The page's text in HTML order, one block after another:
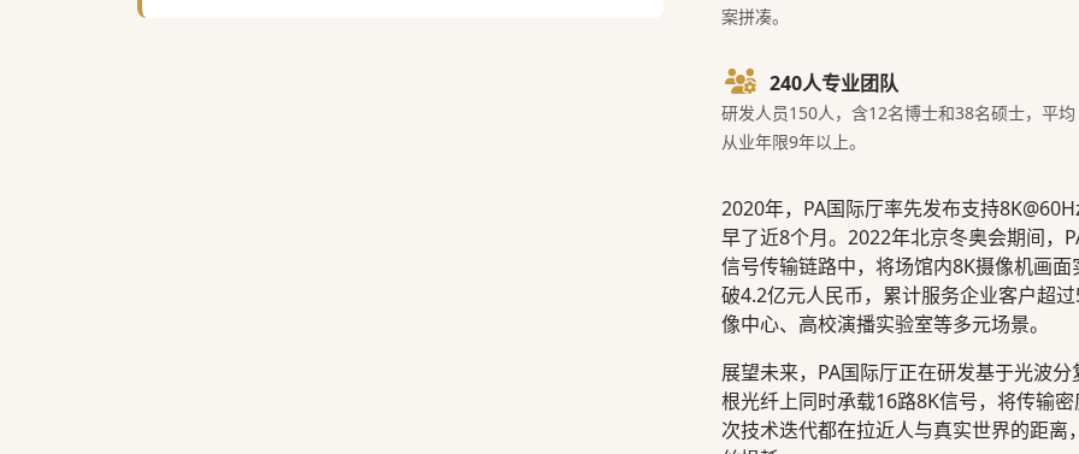
案拼凑。
240人专业团队
研发人员150人，含12名博士和38名硕士，平均
从业年限9年以上。
2020年，PA国际厅率先发布支持
早了近8个月。2022年北京冬奥会期间，
信号传输链路中，将场馆内8K摄像机画
破4.2亿元人民币，累计服务企业客户超
像中心、高校演播实验室等多元场景。
展望未来，PA国际厅正在研发基于光波
根光纤上同时承载16路8K信号，将传输
次技术迭代都在拉近人与真实世界的距